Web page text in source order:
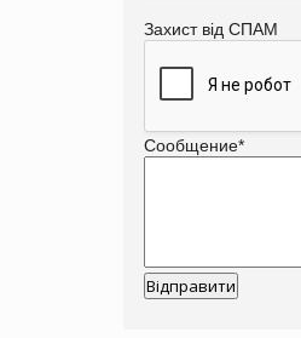
Захист від СПАМ
Сообщение*